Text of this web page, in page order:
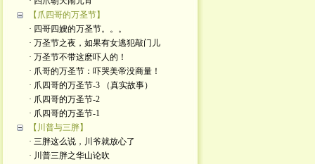
【爪四哥的万圣节】
· 四哥四嫂的万圣节。。。
· 万圣节之夜，如果有女逃犯敲门儿
· 万圣节不带这麽吓人的！
· 爪哥的万圣节：吓哭美帝没商量！
· 爪四哥的万圣节-3 （真实故事）
· 爪四哥的万圣节-2
· 爪四哥的万圣节-1
【川普与三胖】
· 三胖这么说，川爷就放心了
· 川普三胖之华山论吹